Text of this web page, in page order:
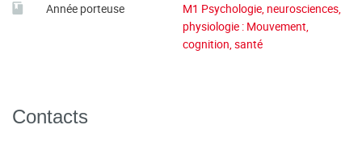
Année porteuse
M1 Psychologie, neurosciences,
physiologie : Mouvement,
cognition, santé
Contacts